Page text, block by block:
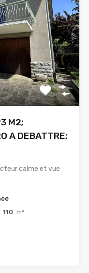
M2;
A DEBATTRE;
calme et vue
110 m²